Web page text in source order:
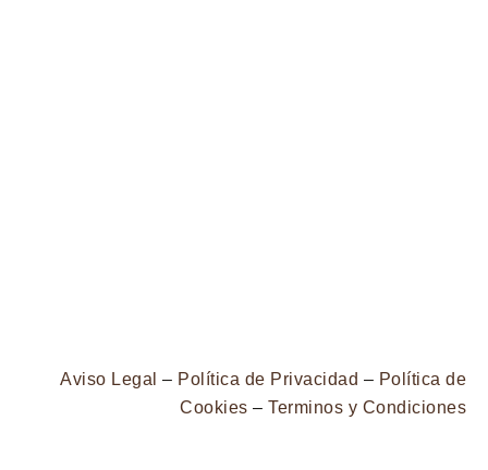
Aviso Legal – Política de Privacidad – Política de
Cookies – Terminos y Condiciones